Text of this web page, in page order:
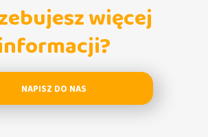
więcej
NAPISZ DO NAS